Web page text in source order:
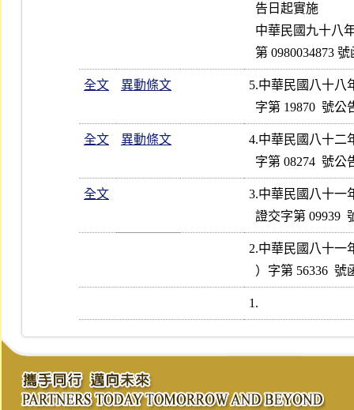
全文 異動條文 5.中華民國八十八
全文 異動條文 4.中華民國八十二
全文 3.中華民國八十一
2.中華民國八十一